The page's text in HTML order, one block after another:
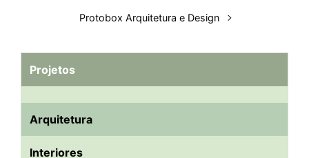
Protobox Arquitetura e Design
Projetos
Arquitetura
Interiores